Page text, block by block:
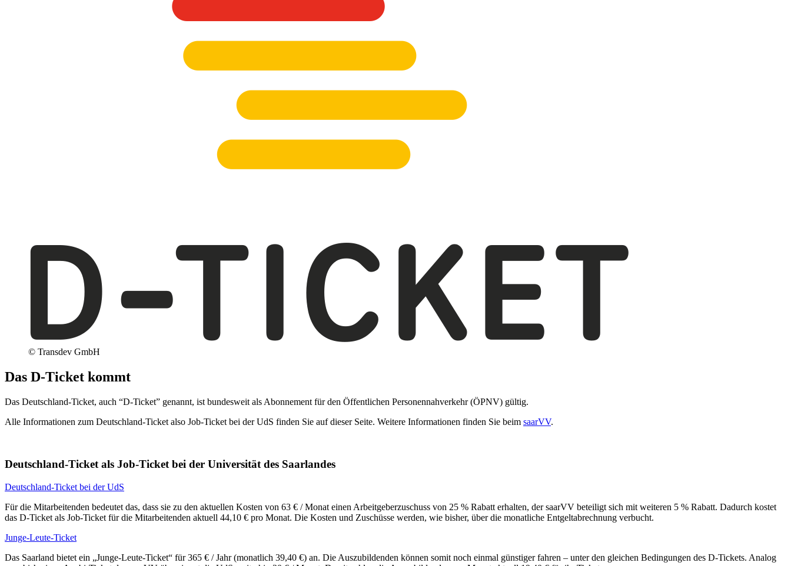
© Transdev GmbH
Das D-Ticket kommt
Das Deutschland-Ticket, auch “D-Ticket” genannt, ist bundesweit als Abonnement für den Öffentlichen Personennahverkehr (ÖPNV) gültig.
Alle Informationen zum Deutschland-Ticket also Job-Ticket bei der UdS finden Sie auf dieser Seite. Weitere Informationen finden Sie beim saarVV.
Deutschland-Ticket als Job-Ticket bei der Universität des Saarlandes
Deutschland-Ticket bei der UdS
Für die Mitarbeitenden bedeutet das, dass sie zu den aktuellen Kosten von 63 € / Monat einen Arbeitgeberzuschuss von 25 % Rabatt erhalten, der saarVV beteiligt sich mit weiteren 5 % Rabatt. Dadurch kostet
das D-Ticket als Job-Ticket für die Mitarbeitenden aktuell 44,10 € pro Monat. Die Kosten und Zuschüsse werden, wie bisher, über die monatliche Entgeltabrechnung verbucht.
Junge-Leute-Ticket
Das Saarland bietet ein „Junge-Leute-Ticket“ für 365 € / Jahr (monatlich 39,40 €) an. Die Auszubildenden können somit noch einmal günstiger fahren – unter den gleichen Bedingungen des D-Tickets. Analog